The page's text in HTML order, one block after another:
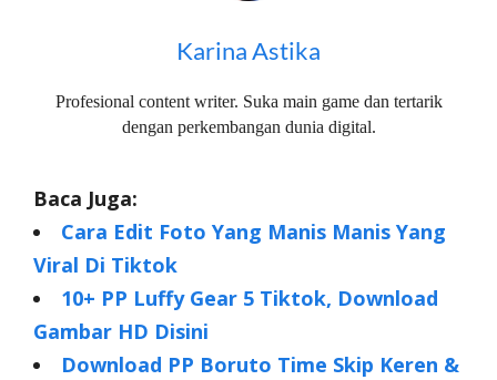
Karina Astika
Profesional content writer. Suka main game dan tertarik
dengan perkembangan dunia digital.
Baca Juga:
Cara Edit Foto Yang Manis Manis Yang
Viral Di Tiktok
10+ PP Luffy Gear 5 Tiktok, Download
Gambar HD Disini
Download PP Boruto Time Skip Keren &